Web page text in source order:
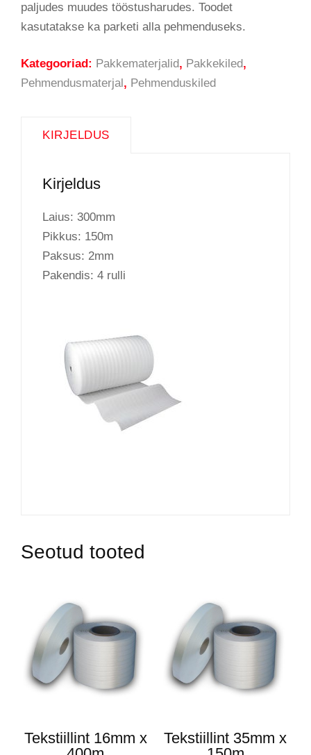
paljudes muudes tööstusharudes. Toodet
kasutatakse ka parketi alla pehmenduseks.
Kategooriad: Pakkematerjalid, Pakkekiled,
Pehmendusmaterjal, Pehmenduskiled
KIRJELDUS
Kirjeldus
Laius: 300mm
Pikkus: 150m
Paksus: 2mm
Pakendis: 4 rulli
Seotud tooted
Tekstiillint 16mm x
Tekstiillint 35mm x